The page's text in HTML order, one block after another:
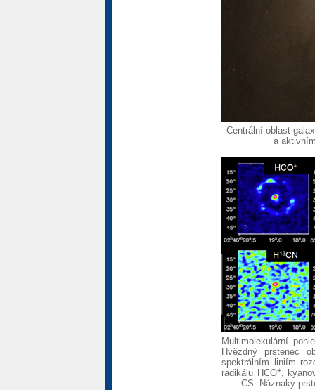
Centrální oblast
a
Multimolekulární
Hvězdný prstenec
spektrálním liniím
radikálu HCO+,
CS. Náznaky